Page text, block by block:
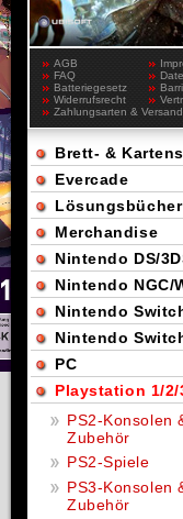
AGB
FAQ
Batteriegesetz
Widerrufsrecht
Zahlungsarten &
Brett- &
Evercade
Lösungsbücher
Merchandise
Nintendo DS/
Nintendo NGC/
Nintendo
Nintendo
PC
Playstation 1/2/
PS2-Konsolen
Zubehör
PS2-Spiele
PS3-Konsolen
Zubehör